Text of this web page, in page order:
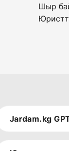
Шыр
Jardam.kg